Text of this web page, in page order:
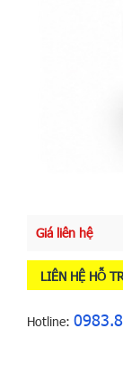
Giá liên hệ
LIÊN HỆ HỖ
Hotline: